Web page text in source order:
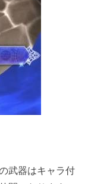
武器はキャラ付